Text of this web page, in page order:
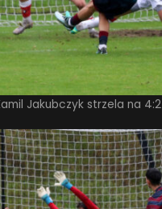
Jakubczyk strzela na 4:2